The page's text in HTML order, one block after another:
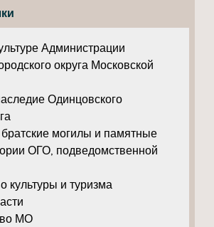
Администрации
округа Московской
Одинцовского
могилы и памятные
ОГО, подведомственной
культуры и туризма
МО